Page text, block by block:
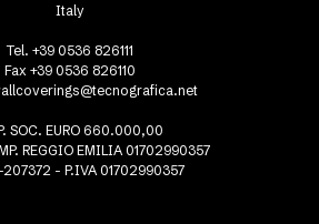
Italy
Tel. +39 0536 826111
Fax +39 0536 826110
SOC. EURO 660.000,00
REGGIO EMILIA 01702990357
207372 - P.IVA 01702990357